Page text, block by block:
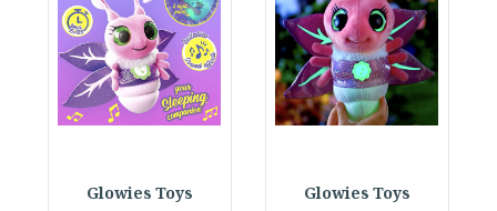
Glowies Toys
Glowies Toys